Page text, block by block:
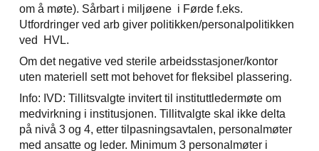
om å møte). Sårbart i miljøene i Førde f.eks.
Utfordringer ved arb giver politikken/personalpolitikken
ved HVL.
Om det negative ved sterile arbeidsstasjoner/kontor
uten materiell sett mot behovet for fleksibel plassering.
Info: IVD: Tillitsvalgte invitert til instituttledermøte om
medvirkning i institusjonen. Tillitvalgte skal ikke delta
på nivå 3 og 4, etter tilpasningsavtalen, personalmøter
med ansatte og leder. Minimum 3 personalmøter i